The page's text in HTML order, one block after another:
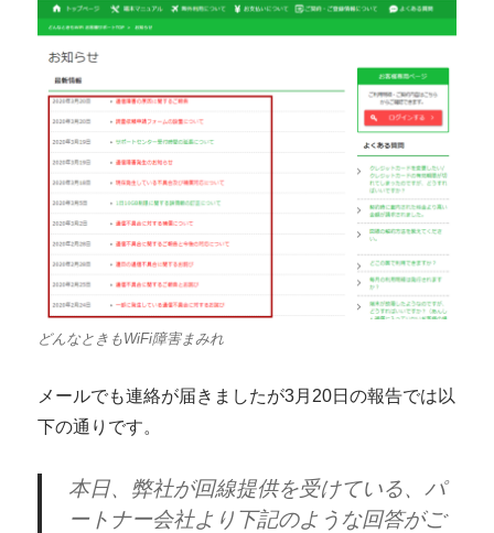
どんなときもWiFi障害まみれ
メールでも連絡が届きましたが3月20日の報告では以
下の通りです。
本日、弊社が回線提供を受けている、パ
ートナー会社より下記のような回答がご